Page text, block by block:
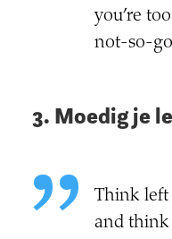
you’re
not-so-
3. Moedig je
Think
and